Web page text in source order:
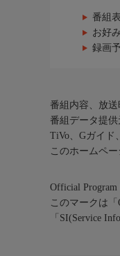
番組
お好
録画
番組内容、放
番組データ提供
TiVo、Gガイド
このホームペ
Official Program
このマークは
「SI(Service